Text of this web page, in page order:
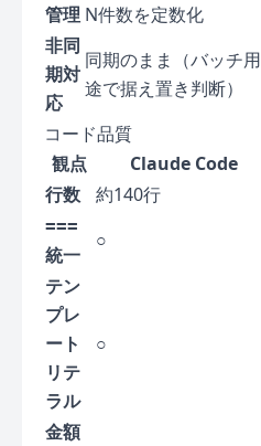
管理 N件数を定数化
非同
期対
応
同期のまま（バッチ用
途で据え置き判断）
コード品質
観点
Claude Code
行数
約140行
===
統一
○
テン
プレ
ート
リテ
ラル
○
金額